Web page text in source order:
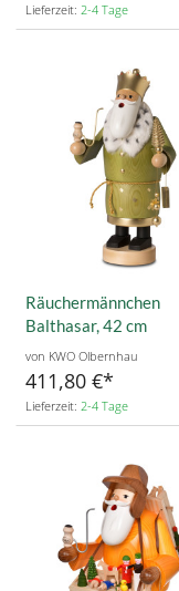
Lieferzeit: 2-4 Tage
Räuchermännchen
Balthasar, 42 cm
von KWO Olbernhau
411,80 €
Lieferzeit: 2-4 Tage